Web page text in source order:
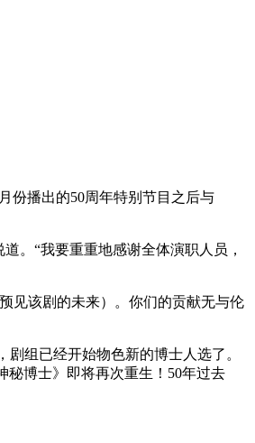
份播出的50周年特别节目之后与
。“我要重重地感谢全体演职人员，
见该剧的未来）。你们的贡献无与伦
剧组已经开始物色新的博士人选了。
博士》即将再次重生！50年过去